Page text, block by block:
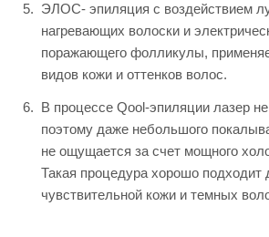
ЭЛОС- эпиляция с воздействием
нагревающих волоски и
поражающего фолликулы,
видов кожи и оттенков волос.
В процессе Qool-эпиляции лазер не
поэтому даже небольшого
не ощущается за счет мощного
Такая процедура хорошо подходит
чувствительной кожи и темных